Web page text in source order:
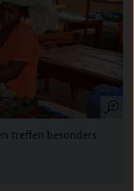
treffen besonders